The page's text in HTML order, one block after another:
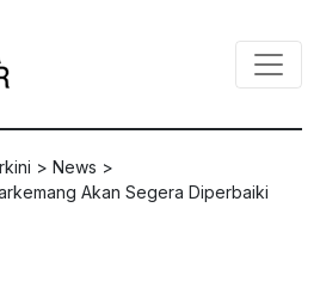
> News >
Akan Segera Diperbaiki